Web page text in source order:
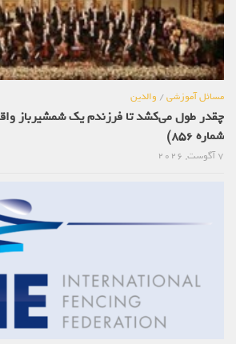
مسائل آموزشی/ والدین
چقدر طول می‌کشد تا فرزندم یک شمشیرباز
شماره 856)
7 آگوست, 2026